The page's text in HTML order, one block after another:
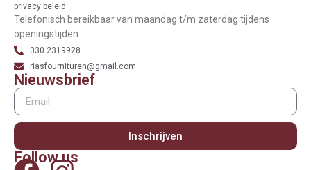
privacy beleid
Telefonisch bereikbaar van maandag t/m zaterdag tijdens
openingstijden.
030 2319928
riasfournituren@gmail.com
Nieuwsbrief
Inschrijven
Follow us